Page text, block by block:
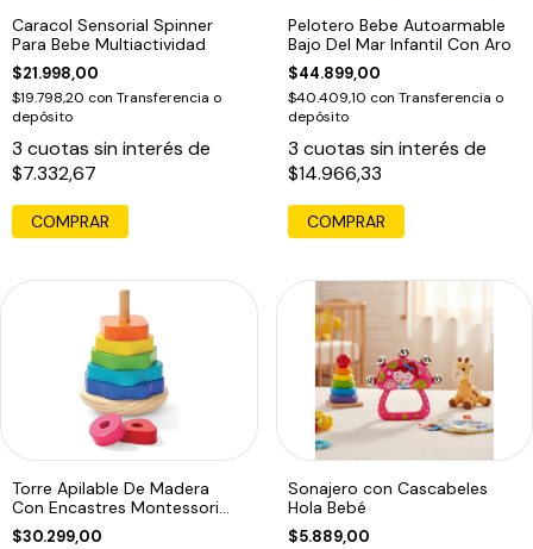
Caracol Sensorial Spinner
Para Bebe Multiactividad
$21.998,00
$19.798,20 con Transferencia o
depósito
3 cuotas sin interés de
$7.332,67
COMPRAR
Pelotero Bebe Autoarmable
Bajo Del Mar Infantil Con Aro
$44.899,00
$40.409,10 con Transferencia o
depósito
3 cuotas sin interés de
$14.966,33
COMPRAR
Torre Apilable De Madera
Con Encastres Montessori
Multicolor
$30.299,00
Sonajero con Cascabeles
Hola Bebé
$5.889,00